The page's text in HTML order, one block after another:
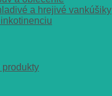
a hrejivé vankúšiky